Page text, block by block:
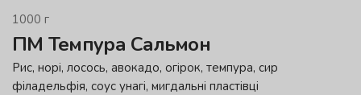
1000 г
ПМ Темпура Сальмон
Рис, норі, лосось, авокадо, огірок, темпура, сир
філадельфія, соус унагі, мигдальні пластівці